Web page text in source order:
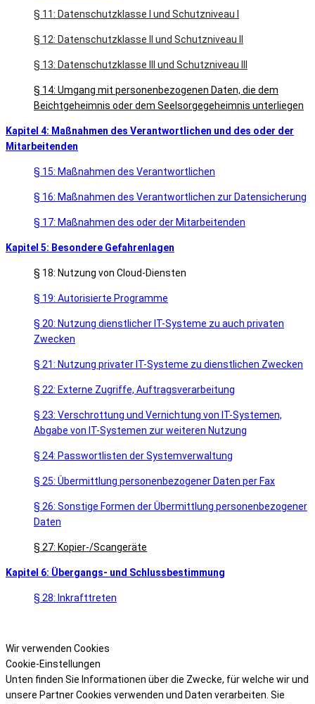
§ 11: Datenschutzklasse I und Schutzniveau I
§ 12: Datenschutzklasse II und Schutzniveau II
§ 13: Datenschutzklasse III und Schutzniveau III
§ 14: Umgang mit personenbezogenen Daten, die dem
Beichtgeheimnis oder dem Seelsorgegeheimnis unterliegen
Kapitel 4: Maßnahmen des Verantwortlichen und des oder der
Mitarbeitenden
§ 15: Maßnahmen des Verantwortlichen
§ 16: Maßnahmen des Verantwortlichen zur Datensicherung
§ 17: Maßnahmen des oder der Mitarbeitenden
Kapitel 5: Besondere Gefahrenlagen
§ 18: Nutzung von Cloud-Diensten
§ 19: Autorisierte Programme
§ 20: Nutzung dienstlicher IT-Systeme zu auch privaten
Zwecken
§ 21: Nutzung privater IT-Systeme zu dienstlichen Zwecken
§ 22: Externe Zugriffe, Auftragsverarbeitung
§ 23: Verschrottung und Vernichtung von IT-Systemen,
Abgabe von IT-Systemen zur weiteren Nutzung
§ 24: Passwortlisten der Systemverwaltung
§ 25: Übermittlung personenbezogener Daten per Fax
§ 26: Sonstige Formen der Übermittlung personenbezogener
Daten
§ 27: Kopier-/Scangeräte
Kapitel 6: Übergangs- und Schlussbestimmung
§ 28: Inkrafttreten
Wir verwenden Cookies
Cookie-Einstellungen
Unten finden Sie Informationen über die Zwecke, für welche wir und
unsere Partner Cookies verwenden und Daten verarbeiten. Sie